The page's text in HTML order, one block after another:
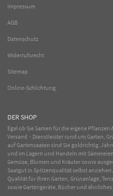
Impressum
AGB
Datenschutz
Widerrufsrecht
Sitemap
Online-Schlichtung
DER SHOP
Egal ob Sie Samen für die eigene
Versand - Dienstleister rund um Garten,
auf Gartensaaten sind Sie goldrichtig.
und im Lagern und Handeln mit Sämereien
Gemüse, Blumen und Kräuter sowie
Saatgut in Spitzenqualität selbst
Qualität für Ihren Garten, Grünanlage,
sowie Gartengeräte, Bücher und